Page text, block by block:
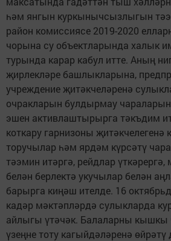
һәм янгын куркынычсызлыгын
район комиссиясе 2019-2020
чорына су объектларында халык
турында карар кабул итте. Аның
җирлекләре башлыкларына,
учреждение җитәкчеләренә
очракларын булдырмау
эшен активлаштырырга тәкъдим
коткару гарнизоны
торучылар һәм ярдәм күрсәтү
тәэмин итәргә, рейдлар
белән берлектә укучылар белән
барырга киңәш ителде. 16
кадәр мәктәпләрдә сулыкларда
айлыгы үтәчәк. Балаларны кышкы
үзеңне тоту кагыйдәләренә өйрәтү